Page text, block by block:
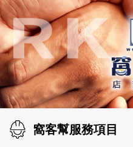
窩客幫服務項目